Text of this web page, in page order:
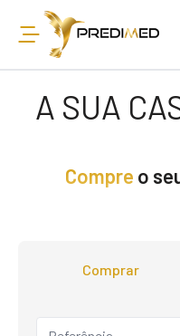
A SUA
Compre o
Comprar